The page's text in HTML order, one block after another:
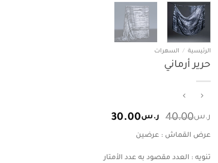
الرئيسية / السهرات
حرير أرماني
ر.س40.00 السعر
الأصلي
هو:
ر.س40.00.
ر.س30.00
ر.س30.00.
عرض القماش : عرضين
تنويه : العدد مقصود به عدد الأمتار